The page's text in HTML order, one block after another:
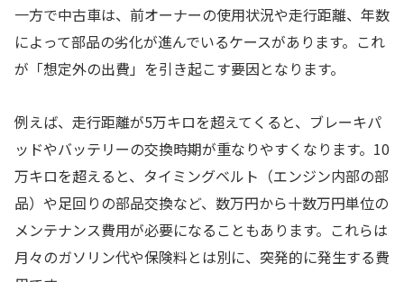
一方で中古車は、前オーナーの使用状況や走行距離、年数
によって部品の劣化が進んでいるケースがあります。これ
が「想定外の出費」を引き起こす要因となります。
例えば、走行距離が5万キロを超えてくると、ブレーキパ
ッドやバッテリーの交換時期が重なりやすくなります。10
万キロを超えると、タイミングベルト（エンジン内部の部
品）や足回りの部品交換など、数万円から十数万円単位の
メンテナンス費用が必要になることもあります。これらは
月々のガソリン代や保険料とは別に、突発的に発生する費